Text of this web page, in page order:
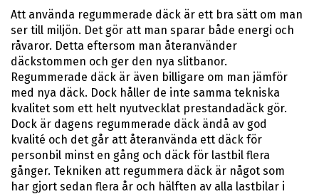
Att använda regummerade däck är ett bra sätt om man
ser till miljön. Det gör att man sparar både energi och
råvaror. Detta eftersom man återanvänder
däckstommen och ger den nya slitbanor.
Regummerade däck är även billigare om man jämför
med nya däck. Dock håller de inte samma tekniska
kvalitet som ett helt nyutvecklat prestandadäck gör.
Dock är dagens regummerade däck ändå av god
kvalité och det går att återanvända ett däck för
personbil minst en gång och däck för lastbil flera
gånger. Tekniken att regummera däck är något som
har gjort sedan flera år och hälften av alla lastbilar i